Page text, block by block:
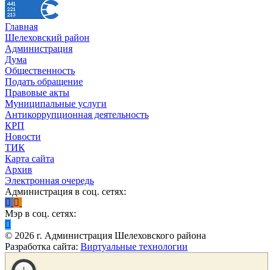
Главная
Шелеховский район
Администрация
Дума
Общественность
Подать обращение
Правовые акты
Муниципальные услуги
Антикоррупционная деятельность
КРП
Новости
ТИК
Карта сайта
Архив
Электронная очередь
Администрация в соц. сетях:
Мэр в соц. сетях:
© 2026 г. Администрация Шелеховского района
Разработка сайта: Виртуальные технологии